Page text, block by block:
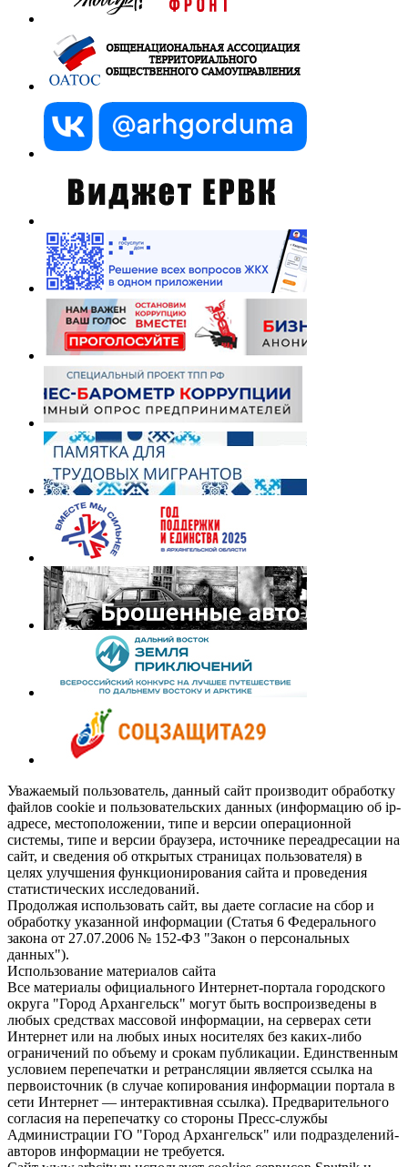
Уважаемый пользователь, данный сайт производит обработку
файлов cookie и пользовательских данных (информацию об ip-
адресе, местоположении, типе и версии операционной
системы, типе и версии браузера, источнике переадресации на
сайт, и сведения об открытых страницах пользователя) в
целях улучшения функционирования сайта и проведения
статистических исследований.
Продолжая использовать сайт, вы даете согласие на сбор и
обработку указанной информации (Статья 6 Федерального
закона от 27.07.2006 № 152-ФЗ "Закон о персональных
данных").
Использование материалов сайта
Все материалы официального Интернет-портала городского
округа "Город Архангельск" могут быть воспроизведены в
любых средствах массовой информации, на серверах сети
Интернет или на любых иных носителях без каких-либо
ограничений по объему и срокам публикации. Единственным
условием перепечатки и ретрансляции является ссылка на
первоисточник (в случае копирования информации портала в
сети Интернет — интерактивная ссылка). Предварительного
согласия на перепечатку со стороны Пресс-службы
Администрации ГО "Город Архангельск" или подразделений-
авторов информации не требуется.